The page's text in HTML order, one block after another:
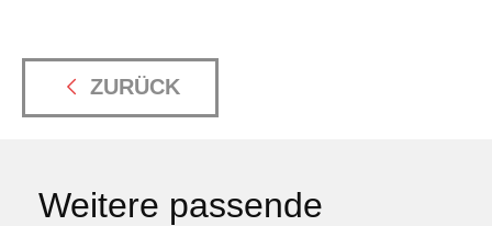
ZURÜCK
Weitere passende